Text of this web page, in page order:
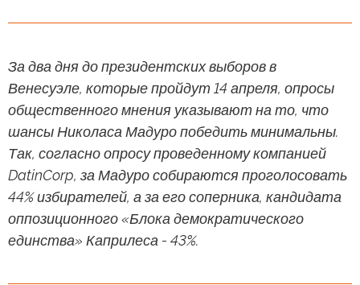
За два дня до президентских выборов в
Венесуэле, которые пройдут 14 апреля, опросы
общественного мнения указывают на то, что
шансы Николаса Мадуро победить минимальны.
Так, согласно опросу проведенному компанией
DatinCorp, за Мадуро собираются проголосовать
44% избирателей, а за его соперника, кандидата
оппозиционного «Блока демократического
единства» Каприлеса - 43%.